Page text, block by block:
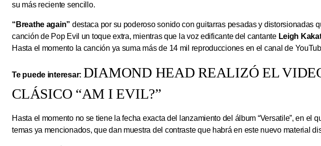
su más reciente sencillo.
“Breathe again” destaca por su poderoso sonido con guitarras pesadas y distorsionadas
canción de Pop Evil un toque extra, mientras que la voz edificante del cantante Leigh
Hasta el momento la canción ya suma más de 14 mil reproducciones en el canal de
Te puede interesar: DIAMOND HEAD REALIZÓ EL
CLÁSICO “AM I EVIL?”
Hasta el momento no se tiene la fecha exacta del lanzamiento del álbum “Versatile”, en el
temas ya mencionados, que dan muestra del contraste que habrá en este nuevo material